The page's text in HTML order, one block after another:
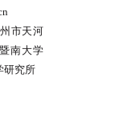
市天河
南大学
研究所